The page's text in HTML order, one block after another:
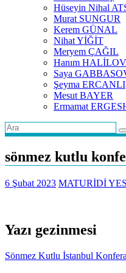
Hüseyin Nihal
Murat SUNGUR
Kerem GÜNAL
Nihat YİĞİT
Meryem ÇAĞIL
Hanım
Saya
Şeyma ERCANLI
Mesut BAYER
Ermamat
sönmez kutlu
6 Şubat 2023 MATURİDİ
Yazı gezinmesi
Sönmez Kutlu İstanbul